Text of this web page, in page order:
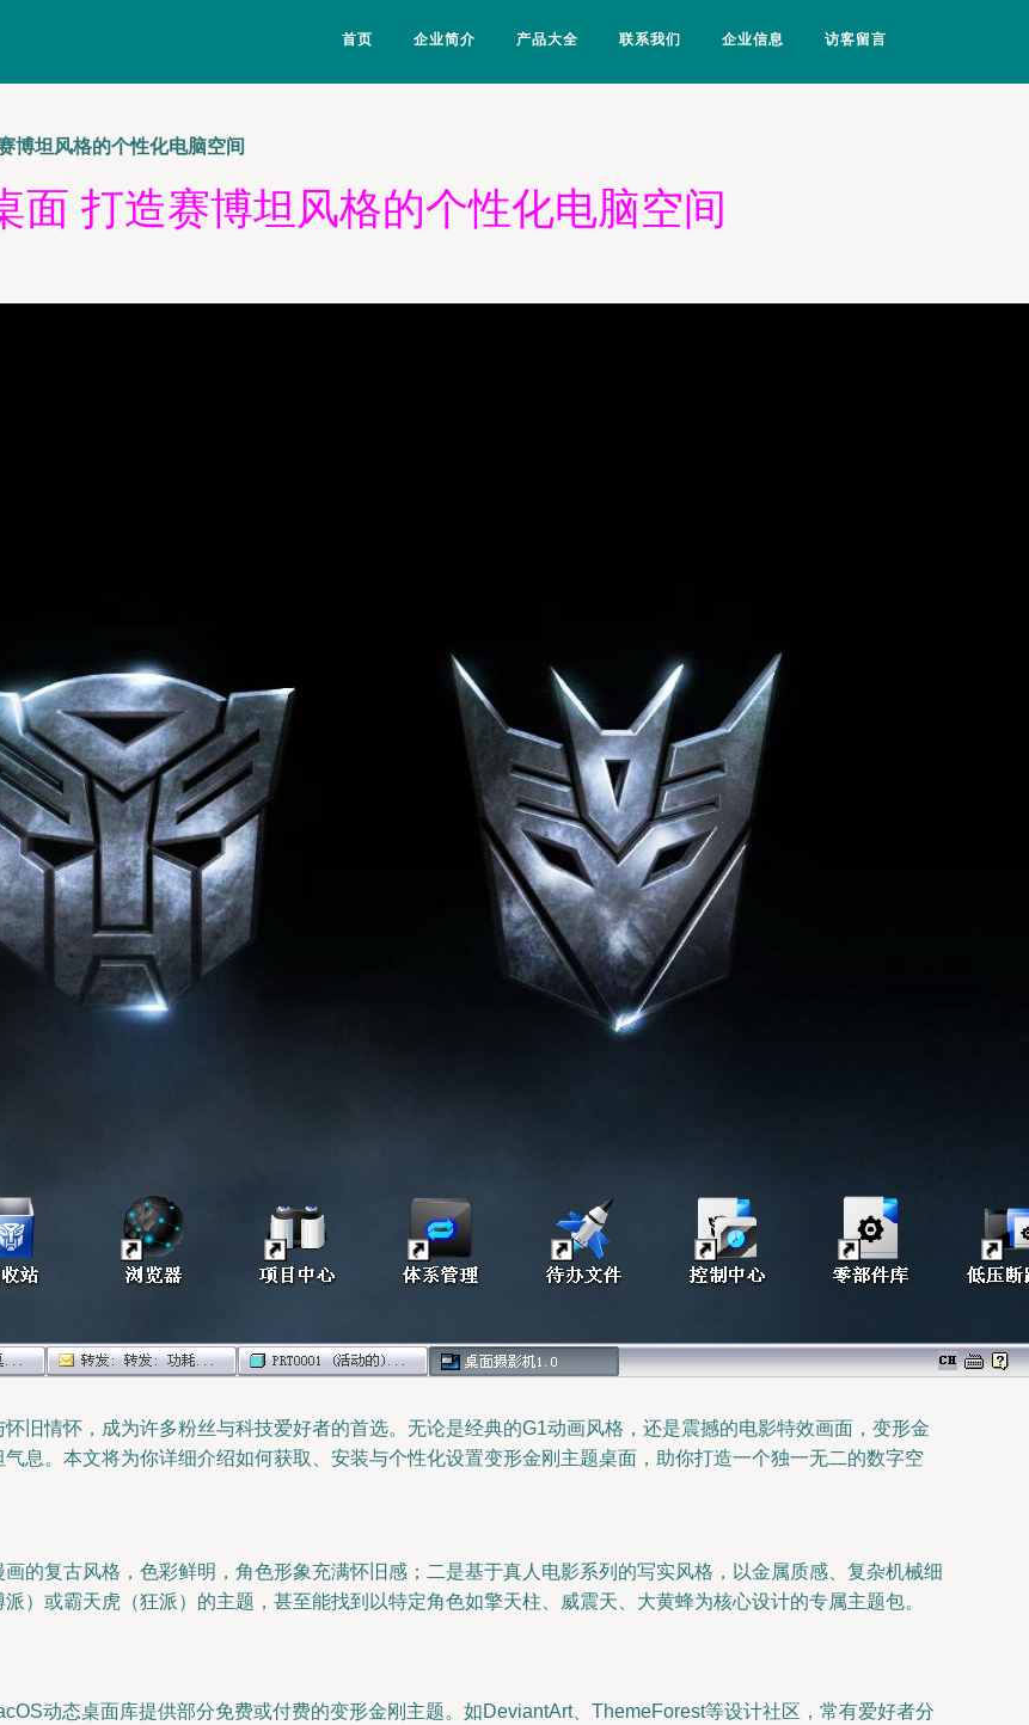
首页 企业简介 产品大全 联系我们 企业信息 访客留言
博坦风格的个性化电脑空间
面 打造赛博坦风格的个性化电脑空间
旧情怀，成为许多粉丝与科技爱好者的首选。无论是经典的G1动画风格，还是震撼的电影特效画面，变形金
息。本文将为你详细介绍如何获取、安装与个性化设置变形金刚主题桌面，助你打造一个独一无二的数字空
的复古风格，色彩鲜明，角色形象充满怀旧感；二是基于真人电影系列的写实风格，以金属质感、复杂机械细
）或霸天虎（狂派）的主题，甚至能找到以特定角色如擎天柱、威震天、大黄蜂为核心设计的专属主题包。
动态桌面库提供部分免费或付费的变形金刚主题。如DeviantArt、ThemeForest等设计社区，常有爱好者分